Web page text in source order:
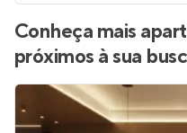
Conheça mais
próximos à sua